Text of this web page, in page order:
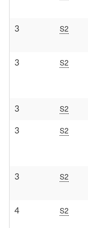
3 S2
3 S2
3 S2
3 S2
3 S2
4 S2